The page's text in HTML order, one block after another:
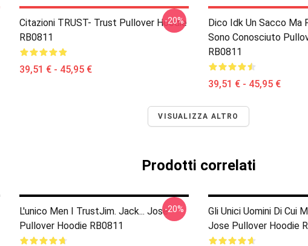
Citazioni TRUST- Trust Pullover Hoodie
RB0811
39,51 € - 45,95 €
-20%
Dico Idk Un Sacco Ma
Sono Conosciuto
RB0811
39,51 € - 45,95 €
VISUALIZZA ALTRO
Prodotti correlati
L'unico Men I TrustJim. Jack... Jose
Pullover Hoodie RB0811
-20%
Gli Unici Uomini Di Cui
Jose Pullover Hoodie